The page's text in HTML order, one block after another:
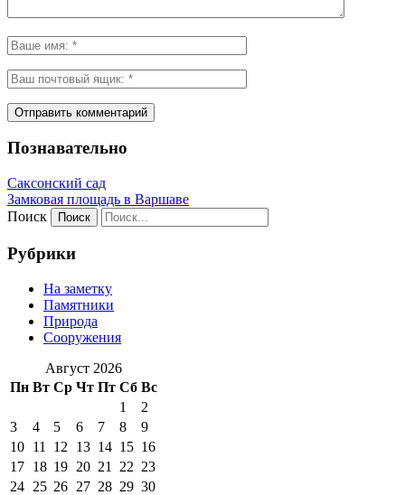
Познавательно
Саксонский сад
Замковая площадь в Варшаве
Поиск
Рубрики
На заметку
Памятники
Природа
Сооружения
Август 2026
Пн Вт Ср Чт Пт Сб Вс
1
2
3
4 5 6 7 8
9
10 11 12 13 14 15 16
17 18 19 20 21 22 23
24 25 26 27 28 29 30